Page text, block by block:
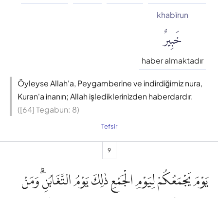
khabīrun
خَبِيرٌ
haber almaktadır
Öyleyse Allah'a, Peygamberine ve indirdiğimiz nura,
Kuran'a inanın; Allah işlediklerinizden haberdardır.
([64] Tegabun: 8)
Tefsir
9
يَوْمَ يَجْمَعُكُمْ لِيَوْمِ الْجَمْعِ ذٰلِكَ يَوْمُ التَّغَابُنِۗ وَمَنْ